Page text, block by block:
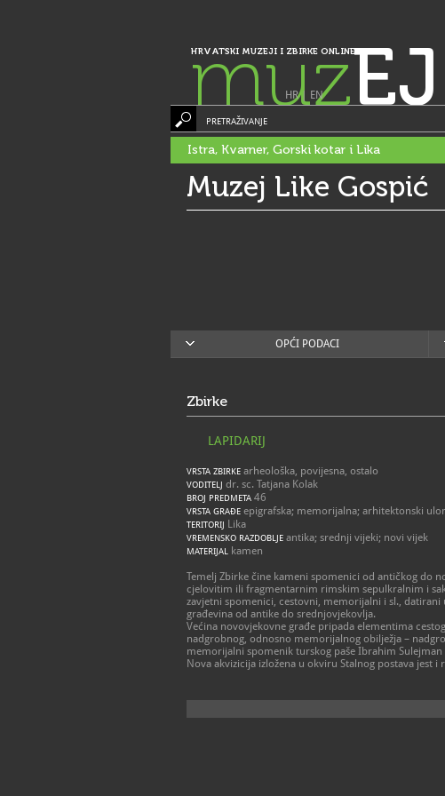
HRVATSKI MUZEJI I ZBIRKE ONLINE
muz
HR| EN
PRETRAŽIVANJE
Istra, Kvarner, Gorski kotar i Lika
Muzej Like Gospić
OPĆI PODACI
Zbirke
LAPIDARIJ
VRSTA ZBIRKE arheološka, povijesna, ostalo
VODITELJ dr. sc. Tatjana Kolak
BROJ PREDMETA 46
VRSTA GRAĐE epigrafska; memorijalna; arhitektonski
TERITORIJ Lika
VREMENSKO RAZDOBLJE antika; srednji vijeki; novi vijek
MATERIJAL kamen
Temelj Zbirke čine kameni spomenici od antičkog do
cjelovitim ili fragmentarnim rimskim sepulkralnim i
zavjetni spomenici, cestovni, memorijalni i sl.,
građevina od antike do srednjovjekovlja.
Većina novovjekovne građe pripada elementima
nadgrobnog, odnosno memorijalnog obilježja –
memorijalni spomenik turskog paše Ibrahim Sulejman
Nova akvizicija izložena u okviru Stalnog postava jest